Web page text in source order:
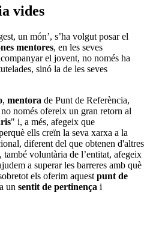
vides
un món’, s’ha volgut posar el
mentores, en les seves
el jovent, no només ha
sinó la de les seves
, mentora de Punt de Referència,
només ofereix un gran retorn al
" i, a més, afegeix que
ells creïn la seva xarxa a la
diferent del que obtenen d'altres
, també voluntària de l’entitat, afegeix
a superar les barreres amb què
els oferim aquest punt de
un sentit de pertinença i